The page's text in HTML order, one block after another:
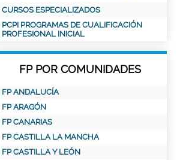
CURSOS ESPECIALIZADOS
PCPI PROGRAMAS DE CUALIFICACIÓN
PROFESIONAL INICIAL
FP POR COMUNIDADES
FP ANDALUCÍA
FP ARAGÓN
FP CANARIAS
FP CASTILLA LA MANCHA
FP CASTILLA Y LEÓN